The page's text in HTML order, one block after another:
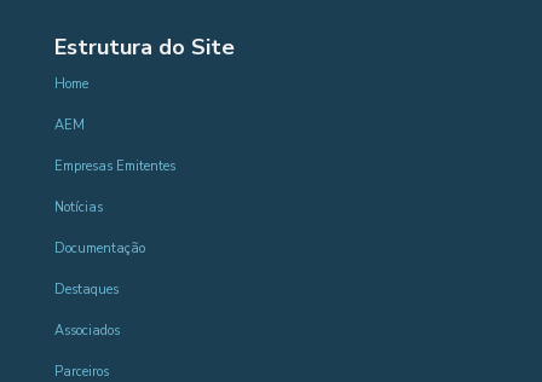
Estrutura do Site
Home
AEM
Empresas Emitentes
Notícias
Documentação
Destaques
Associados
Parceiros